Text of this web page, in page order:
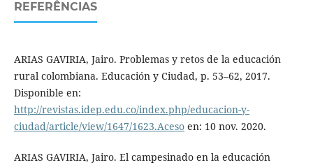
REFERÊNCIAS
ARIAS GAVIRIA, Jairo. Problemas y retos de la educación
rural colombiana. Educación y Ciudad, p. 53–62, 2017.
Disponible en:
http://revistas.idep.edu.co/index.php/educacion-y-
ciudad/article/view/1647/1623.Acesoen: 10 nov. 2020.
ARIAS GAVIRIA, Jairo. El campesinado en la educación